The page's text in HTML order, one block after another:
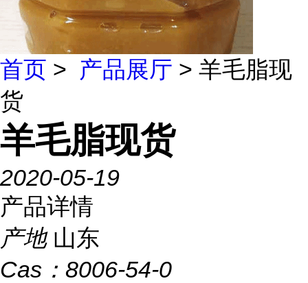
首页 > 产品展厅 > 羊毛脂现
货
羊毛脂现货
2020-05-19
产品详情
产地 山东
Cas： 8006-54-0